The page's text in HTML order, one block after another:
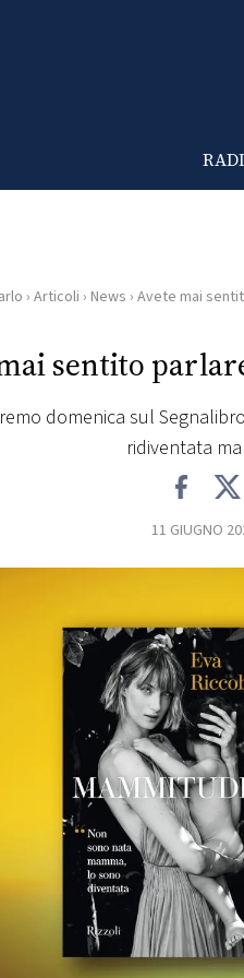
› Articoli › News › Avete mai
sentito
domenica sul
ridiventata
11 GIUGNO